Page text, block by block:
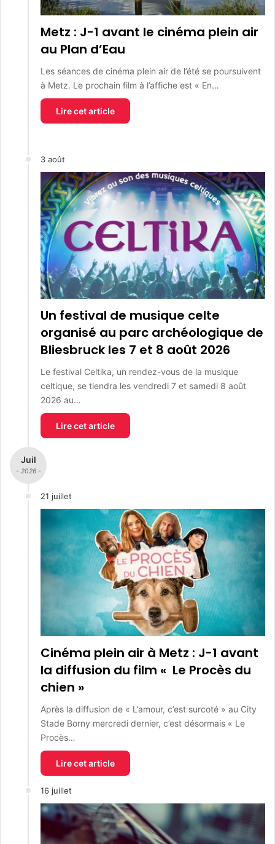
Metz : J-1 avant le cinéma plein air
au Plan d’Eau
Les séances de cinéma plein air de l’été se poursuivent
à Metz. Le prochain film à l’affiche est « En…
Lire cet article
3 août
Un festival de musique celte
organisé au parc archéologique de
Bliesbruck les 7 et 8 août 2026
Le festival Celtika, un rendez-vous de la musique
celtique, se tiendra les vendredi 7 et samedi 8 août
2026 au…
Lire cet article
Juil
- 2026 -
21 juillet
Cinéma plein air à Metz : J-1 avant
la diffusion du film « Le Procès du
chien »
Après la diffusion de « L’amour, c’est surcoté » au City
Stade Borny mercredi dernier, c’est désormais « Le
Procès…
Lire cet article
16 juillet